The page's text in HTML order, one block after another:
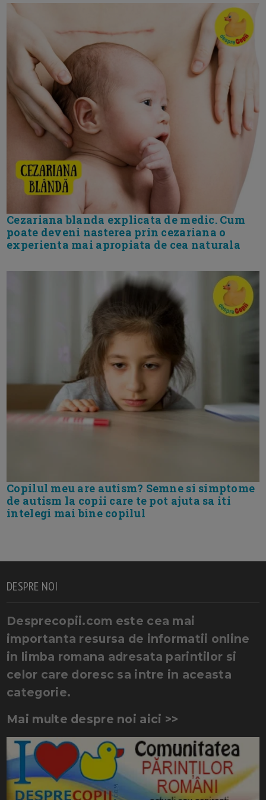
Cezariana blanda explicata de medic. Cum
poate deveni nasterea prin cezariana o
experienta mai apropiata de cea naturala
Copilul meu are autism? Semne si simptome
de autism la copii care te pot ajuta sa iti
intelegi mai bine copilul
DESPRE NOI
Desprecopii.com este cea mai
importanta resursa de informatii online
in limba romana adresata parintilor si
celor care doresc sa intre in aceasta
categorie.
Mai multe despre noi aici >>